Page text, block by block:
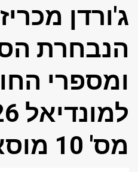
ג'ורדן
הנבחרת
ומספרי
מס' 10 מוסא אל-תמרי